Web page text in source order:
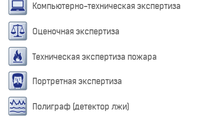
Компьютерно-техническая экспертиза
Оценочная экспертиза
Техническая экспертиза пожара
Портретная экспертиза
Полиграф (детектор лжи)